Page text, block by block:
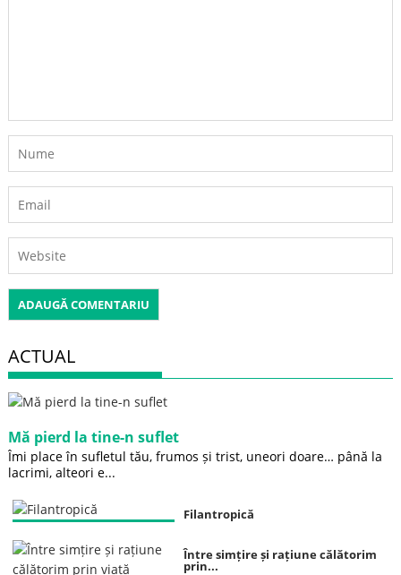
ACTUAL
Mă pierd la tine-n suflet
Îmi place în sufletul tău, frumos și trist, uneori doare… până la
lacrimi, alteori e...
Filantropică
Între simțire și rațiune călătorim
prin...